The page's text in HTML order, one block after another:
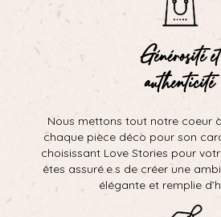
Générosité et
authenticité
Nous mettons tout notre coeur
chaque pièce déco pour son
choisissant Love Stories pour
êtes assuré.e.s de créer une
élégante et remplie